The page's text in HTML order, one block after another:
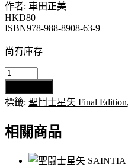
作者: 車田正美
HKD80
ISBN978-988-8908-63-9
尚有庫存
聖
士
矢
Edition
標籤: 聖鬥士星矢 Final Edition,
相關商品